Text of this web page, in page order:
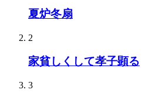
夏炉冬扇
2
家貧しくして孝子顕る
3